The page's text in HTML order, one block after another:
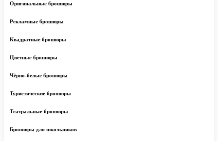
Оригинальные брошюры
Рекламные брошюры
Квадратные брошюры
Цветные брошюры
Чёрно-белые брошюры
Туристические брошюры
Театральные брошюры
Брошюры для школьников